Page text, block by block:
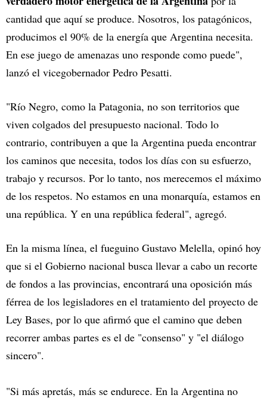
cantidad que aquí se produce. Nosotros, los patagónicos,
producimos el 90% de la energía que Argentina necesita.
En ese juego de amenazas uno responde como puede",
lanzó el vicegobernador Pedro Pesatti.
"Río Negro, como la Patagonia, no son territorios que
viven colgados del presupuesto nacional. Todo lo
contrario, contribuyen a que la Argentina pueda encontrar
los caminos que necesita, todos los días con su esfuerzo,
trabajo y recursos. Por lo tanto, nos merecemos el máximo
de los respetos. No estamos en una monarquía, estamos en
una república. Y en una república federal", agregó.
En la misma línea, el fueguino Gustavo Melella, opinó hoy
que si el Gobierno nacional busca llevar a cabo un recorte
de fondos a las provincias, encontrará una oposición más
férrea de los legisladores en el tratamiento del proyecto de
Ley Bases, por lo que afirmó que el camino que deben
recorrer ambas partes es el de "consenso" y "el diálogo
sincero".
"Si más apretás, más se endurece. En la Argentina no